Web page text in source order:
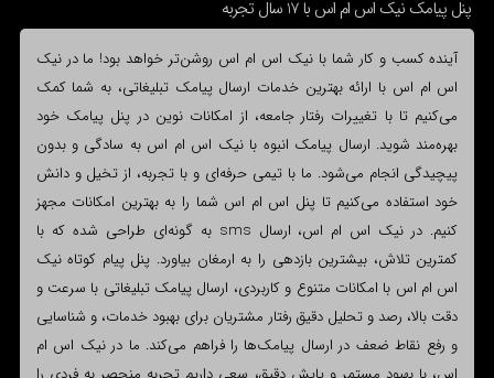
پنل پیامک نیک اس ام اس با 17 سال تجربه
آینده کسب و کار شما با نیک اس ام اس روشن‌تر خواهد بود! ما در نیک
اس ام اس با ارائه بهترین خدمات ارسال پیامک تبلیغاتی، به شما کمک
می‌کنیم تا با تغییرات رفتار جامعه، از امکانات نوین در پنل پیامک خود
بهره‌مند شوید. ارسال پیامک انبوه با نیک اس ام اس به سادگی و بدون
پیچیدگی انجام می‌شود. ما با تیمی حرفه‌ای و با تجربه، از تخیل و دانش
خود استفاده می‌کنیم تا پنل اس ام اس شما را به بهترین امکانات مجهز
کنیم. در نیک اس ام اس، ارسال sms به گونه‌ای طراحی شده که با
کمترین تلاش، بیشترین بازدهی را به ارمغان بیاورد. پنل پیام کوتاه نیک
اس ام اس با امکانات متنوع و کاربردی، ارسال پیامک تبلیغاتی با سرعت و
دقت بالا، رصد و تحلیل دقیق رفتار مشتریان برای بهبود خدمات، و شناسایی
و رفع نقاط ضعف در ارسال پیامک‌ها را فراهم می‌کند. ما در نیک اس ام